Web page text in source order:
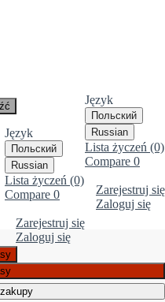
Język
Польский
Russian
Lista życzeń (0)
Compare 0
Zarejestruj się
Zaloguj się
Język
Польский
Russian
Lista życzeń (0)
Compare 0
Zarejestruj się
Zaloguj się